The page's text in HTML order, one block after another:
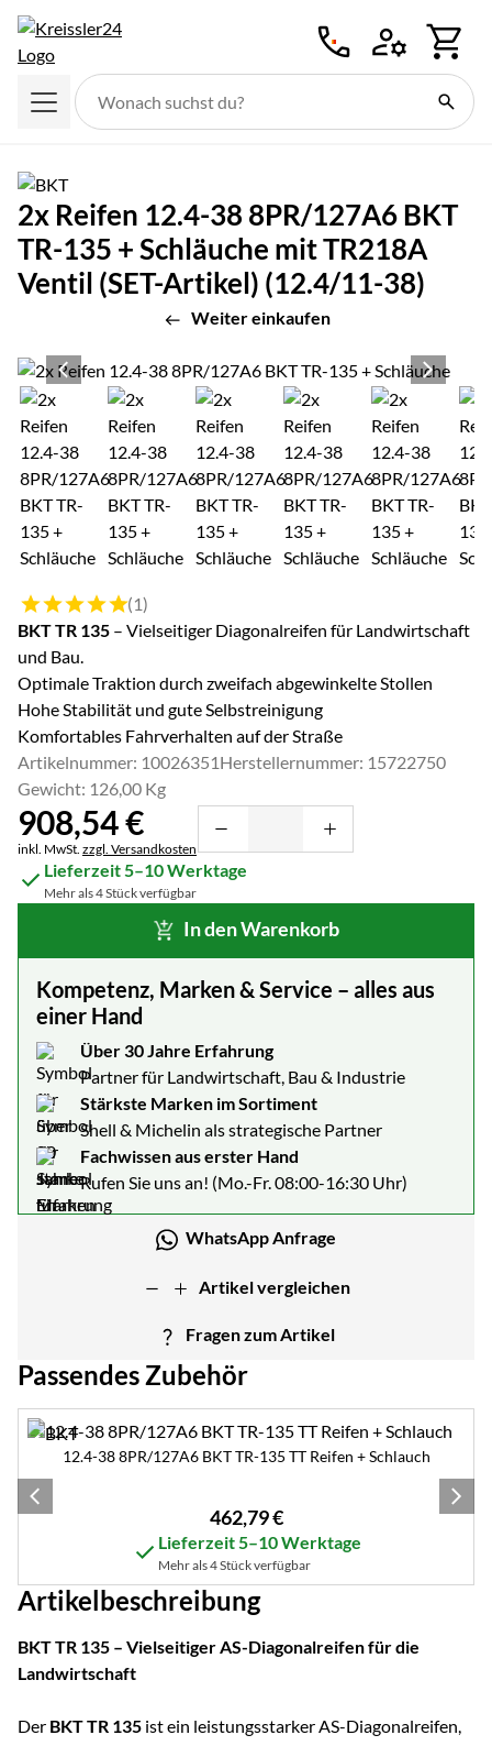
2x Reifen 12.4-38 8PR/127A6 BKT
TR-135 + Schläuche mit TR218A
Ventil (SET-Artikel) (12.4/11-38)
Weiter einkaufen
Produktgalerie
Zur Kaufbox springen
Bewertung: 5 von 5 (1 Bewertungen)
(1)
BKT TR 135 – Vielseitiger Diagonalreifen für Landwirtschaft
und Bau.
Optimale Traktion durch zweifach abgewinkelte Stollen
Hohe Stabilität und gute Selbstreinigung
Komfortables Fahrverhalten auf der Straße
Artikelnummer: 10026351Herstellernummer: 15722750
Gewicht: 126,00 Kg
908,54€
Steuerhinweis:
inkl. MwSt. zzgl. Versandkosten
Lieferzeit 5–10 Werktage
Mehr als 4 Stück verfügbar
In den Warenkorb
Kompetenz, Marken & Service – alles aus
einer Hand
Über 30 Jahre Erfahrung
Partner für Landwirtschaft, Bau & Industrie
Stärkste Marken im Sortiment
Shell & Michelin als strategische Partner
Fachwissen aus erster Hand
Rufen Sie uns an! (Mo.-Fr. 08:00-16:30 Uhr)
WhatsApp Anfrage
Artikel vergleichen
Fragen zum Artikel
Passendes Zubehör
Zubehör überspringen
12.4-38 8PR/127A6 BKT TR-135 TT Reifen + Schlauch
462,79€
Lieferzeit 5–10 Werktage
Mehr als 4 Stück verfügbar
Artikelbeschreibung
BKT TR 135 – Vielseitiger AS-Diagonalreifen für die
Landwirtschaft
Der BKT TR 135 ist ein leistungsstarker AS-Diagonalreifen,